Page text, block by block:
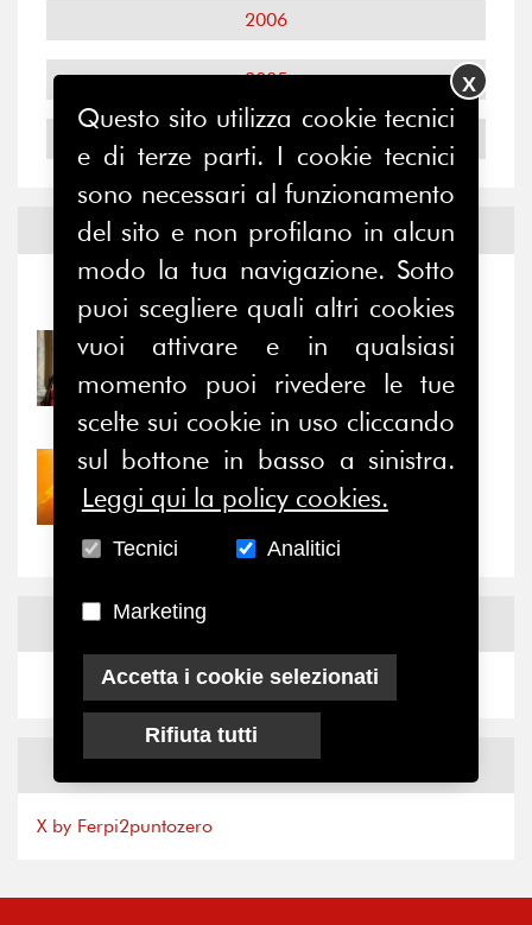
2006
2005
Notizie edEventi
Eventi
31/07/2026
Prima della pausa estiva,
il valore di...
30/07/2026
Nove anni dopo la
News
NewsX
X by Ferpi2puntozero
Questo sito utilizza cookie tecnici
e di terze parti. I cookie tecnici
sono necessari al funzionamento
del sito e non profilano in alcun
modo la tua navigazione. Sotto
puoi scegliere quali altri cookies
vuoi attivare e in qualsiasi
momento puoi rivedere le tue
scelte sui cookie in uso cliccando
sul bottone in basso a sinistra.
Leggi qui la policy cookies.
Tecnici Analitici
Marketing
Accetta i cookie selezionati
Rifiuta tutti
X